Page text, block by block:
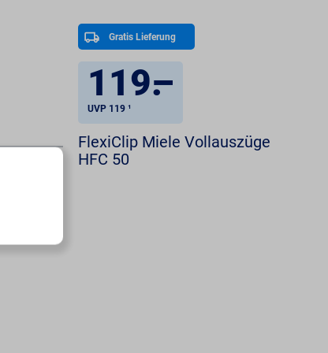
Gratis Lieferung
119.
–
UVP 119 ¹
FlexiClip Miele Vollauszüge
HFC 50